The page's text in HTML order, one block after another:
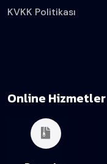
KVKK Politikası
Online Hizmetler